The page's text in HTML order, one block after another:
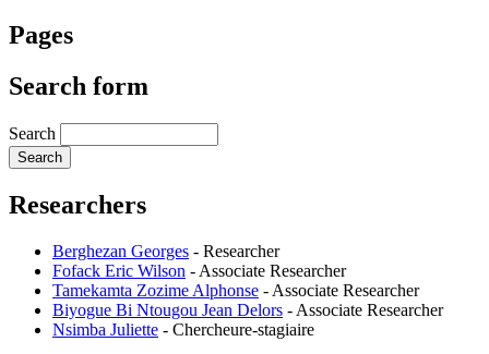
Pages
Search form
Search
Researchers
Berghezan Georges - Researcher
Fofack Eric Wilson - Associate Researcher
Tamekamta Zozime Alphonse - Associate Researcher
Biyogue Bi Ntougou Jean Delors - Associate Researcher
Nsimba Juliette - Chercheure-stagiaire